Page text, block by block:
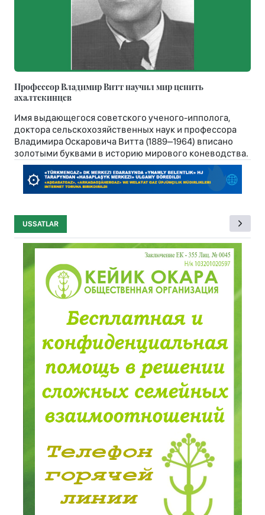
Профессор Владимир Витт научил мир ценить
ахалтекинцев
Имя выдающегося советского ученого-ипполога,
доктора сельскохозяйственных наук и профессора
Владимира Оскаровича Витта (1889–1964) вписано
золотыми буквами в историю мирового коневодства.
USSATLAR